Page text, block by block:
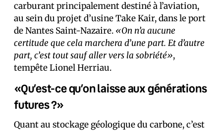
carburant principalement destiné à l’aviation,
au sein du projet d’usine Take Kair, dans le port
de Nantes Saint-Nazaire. «On n’a aucune
certitude que cela marchera d’une part. Et d’autre
part, c’est tout sauf aller vers la sobriété»,
tempête Lionel Herriau.
«Qu’est-ce qu’on laisse aux générations
futures ?»
Quant au stockage géologique du carbone, c’est